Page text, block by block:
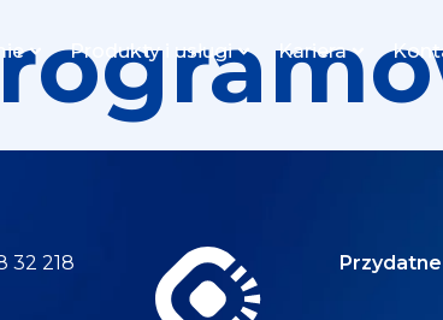
Produkty i usługi Kariera
32 218